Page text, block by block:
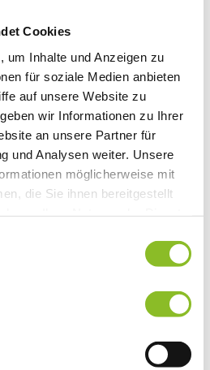
Cookies
um Inhalte und Anzeigen zu
für soziale Medien anbieten
auf unsere Website zu
wir Informationen zu Ihrer
an unsere Partner für
und Analysen weiter. Unsere
möglicherweise mit
die Sie ihnen bereitgestellt
Kinder-
öffentlich
Spielplatz beim Kindergarten
Sobald die Spielflächen
Akazienhölzern, die
Breitrutsche sowie neue